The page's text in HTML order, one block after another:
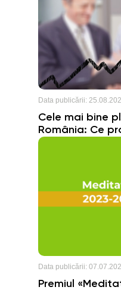
Data publicării:
Cele mai bine
România: Ce
Data publicării:
Premiul